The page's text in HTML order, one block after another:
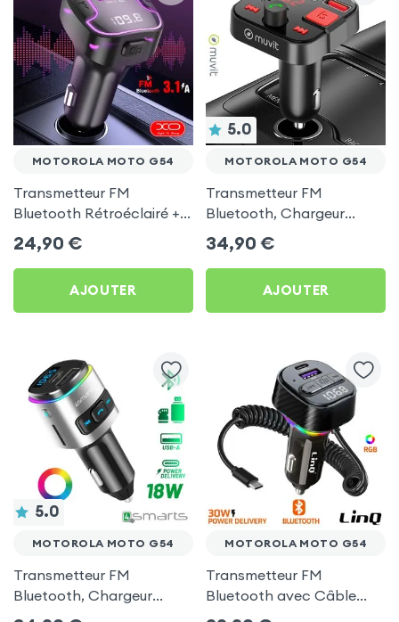
MOTOROLA MOTO G54
Transmetteur FM
Bluetooth Rétroéclairé +
Chargeur Voiture USB C
et USB - XO
24,90 €
AJOUTER
5.0
MOTOROLA MOTO G54
Transmetteur FM
Bluetooth, Chargeur
Allume-cigare, Muvit pour
Motorola Moto G54
34,90 €
AJOUTER
5.0
MOTOROLA MOTO G54
Transmetteur FM
Bluetooth, Chargeur
Allume-Cigare USB / USB-
MOTOROLA MOTO G54
Transmetteur FM
Bluetooth avec Câble
USB C - LinQ pour